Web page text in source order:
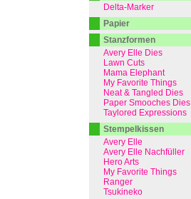
Delta-Marker
Papier
Stanzformen
Avery Elle Dies
Lawn Cuts
Mama Elephant
My Favorite Things
Neat & Tangled Dies
Paper Smooches Dies
Taylored Expressions
Stempelkissen
Avery Elle
Avery Elle Nachfüller
Hero Arts
My Favorite Things
Ranger
Tsukineko